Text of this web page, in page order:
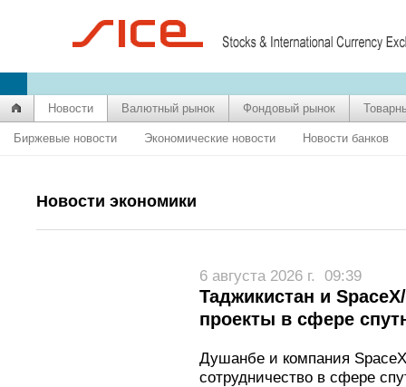
Новости Валютный рынок Фондовый рынок
Биржевые новости Экономические новости Новости банков
Новости экономики
6 августа 2026 г. 09:39
Таджикистан и
проекты в сфере
Душанбе и компания
сотрудничество в сфере